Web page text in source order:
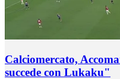
Calciomercato,
succede con Lukaku"